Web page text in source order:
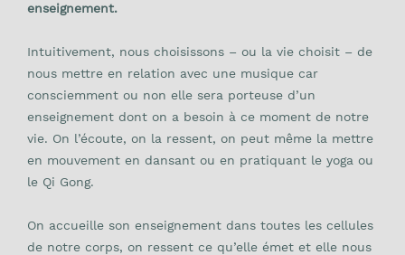
enseignement.
Intuitivement, nous choisissons – ou la vie choisit – de
nous mettre en relation avec une musique car
consciemment ou non elle sera porteuse d’un
enseignement dont on a besoin à ce moment de notre
vie. On l’écoute, on la ressent, on peut même la mettre
en mouvement en dansant ou en pratiquant le yoga ou
le Qi Gong.
On accueille son enseignement dans toutes les cellules
de notre corps, on ressent ce qu’elle émet et elle nous